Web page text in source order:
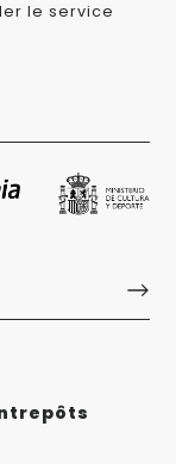
le service